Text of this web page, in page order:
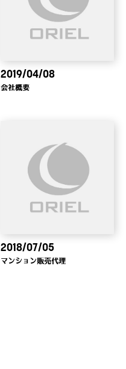
2019/04/08
会社概要
2018/07/05
マンション販売代理